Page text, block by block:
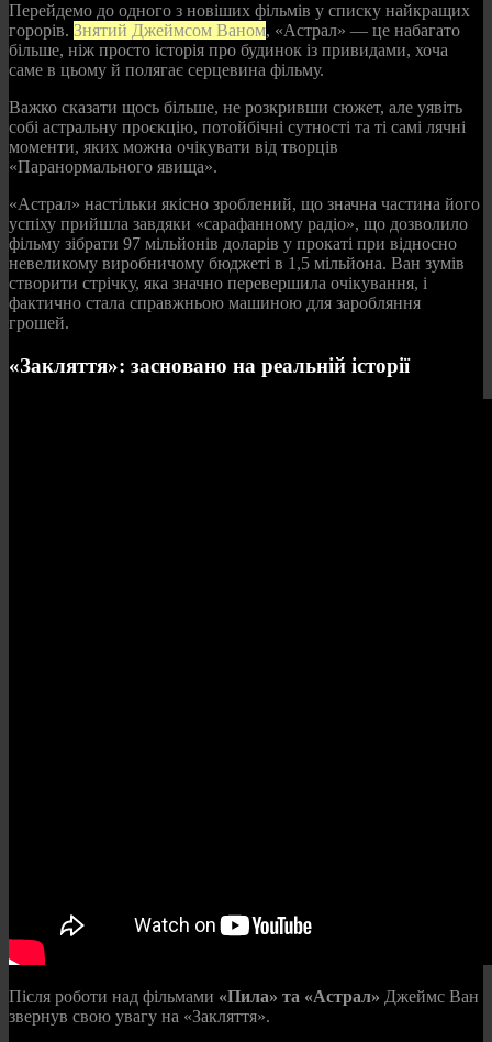
Перейдемо до одного з новіших фільмів у списку найкращих
горорів. Знятий Джеймсом Ваном, «Астрал» — це набагато
більше, ніж просто історія про будинок із привидами, хоча
саме в цьому й полягає серцевина фільму.
Важко сказати щось більше, не розкривши сюжет, але уявіть
собі астральну проєкцію, потойбічні сутності та ті самі лячні
моменти, яких можна очікувати від творців
«Паранормального явища».
«Астрал» настільки якісно зроблений, що значна частина його
успіху прийшла завдяки «сарафанному радіо», що дозволило
фільму зібрати 97 мільйонів доларів у прокаті при відносно
невеликому виробничому бюджеті в 1,5 мільйона. Ван зумів
створити стрічку, яка значно перевершила очікування, і
фактично стала справжньою машиною для заробляння
грошей.
«Закляття»: засновано на реальній історії
Після роботи над фільмами «Пила» та «Астрал» Джеймс Ван
звернув свою увагу на «Закляття».